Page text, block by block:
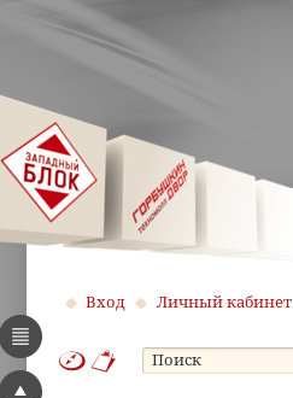
Вход Личный кабинет